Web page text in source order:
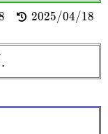
2025/04/18
2025/04/18
.